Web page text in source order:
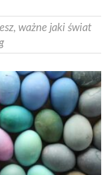
ważne jaki świat